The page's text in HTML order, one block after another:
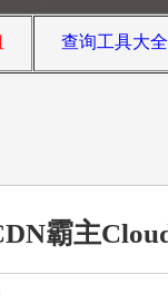
查询工具大
霸主
等平台